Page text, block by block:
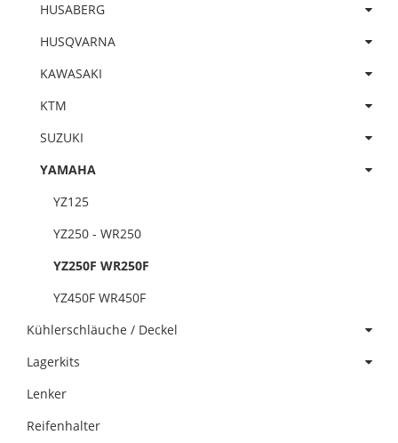
HUSABERG
HUSQVARNA
KAWASAKI
KTM
SUZUKI
YAMAHA
YZ125
YZ250 - WR250
YZ250F WR250F
YZ450F WR450F
Kühlerschläuche / Deckel
Lagerkits
Lenker
Reifenhalter